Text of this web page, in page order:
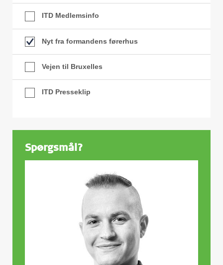
ITD Medlemsinfo
Nyt fra formandens førerhus
Vejen til Bruxelles
ITD Presseklip
Spørgsmål?